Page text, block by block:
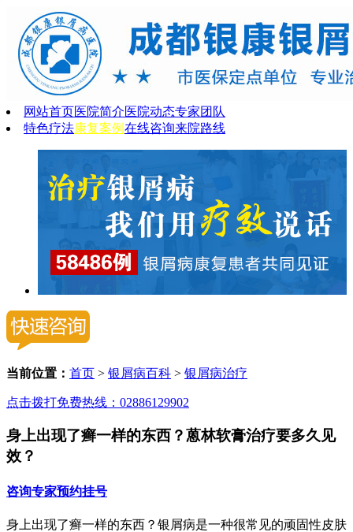
网站首页医院简介医院动态专家团队
特色疗法康复案例在线咨询来院路线
当前位置： 首页 > 银屑病百科 > 银屑病治疗
点击拨打免费热线：02886129902
身上出现了癣一样的东西？蒽林软膏治疗要多久见
效？
咨询专家预约挂号
身上出现了癣一样的东西？银屑病是一种很常见的顽固性皮肤